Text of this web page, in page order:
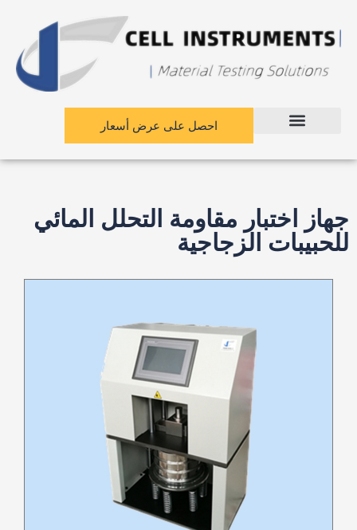
المحتوى
احصل على عرض أسعار
جهاز اختبار مقاومة التحلل المائي
للحبيبات الزجاجية